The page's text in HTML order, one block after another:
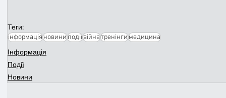
Теги:
інформаціяновиниподіївійнатренінгимедицина
Інформація
Події
Новини